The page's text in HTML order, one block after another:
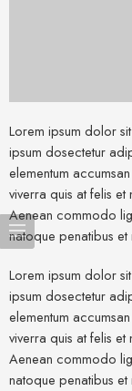
Lorem ipsum dolor
ipsum dosectetur
elementum
viverra quis at felis et
Aenean commodo
natoque penatibus et
Lorem ipsum dolor
ipsum dosectetur
elementum
viverra quis at felis et
Aenean commodo
natoque penatibus et